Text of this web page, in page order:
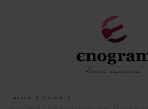
Главная
Каталог